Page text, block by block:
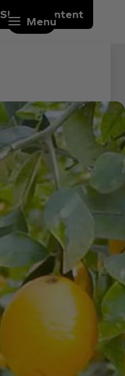
Skip to content
Menu